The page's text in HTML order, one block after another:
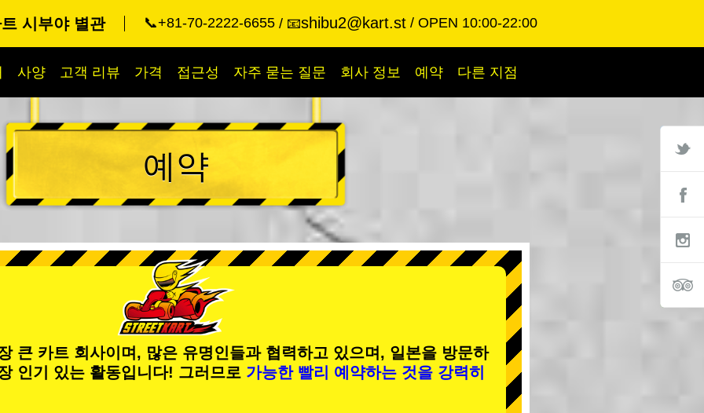
시부야 별관 📞+81-70-2222-6655 📧shibu2@kart.st OPEN 10:00-22:00
사양 고객 리뷰 가격 접근성 자주 묻는 질문 회사 정보 예약 다른 지점
예약
큰 카트 회사이며, 많은 유명인들과 협력하고 있으며, 일본을 방문하
인기 있는 활동입니다! 그러므로 가능한 빨리 예약하는 것을 강력히